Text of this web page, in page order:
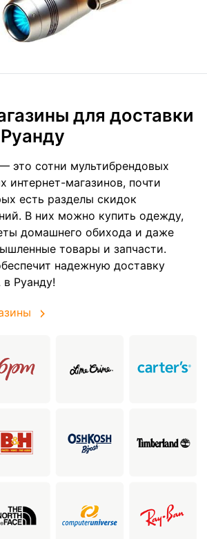
для доставки
это сотни мультибрендовых
интернет-магазинов, почти
есть разделы скидок
В них можно купить одежду,
домашнего обихода и даже
товары и запчасти.
надежную доставку
Руанду!